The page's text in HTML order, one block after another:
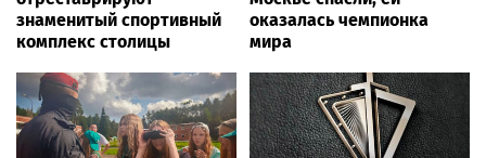
знаменитый спортивный
комплекс столицы
оказалась чемпионка
мира